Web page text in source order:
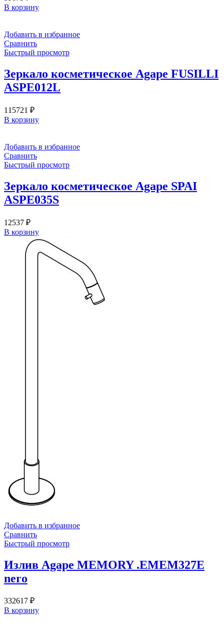
В корзину
Добавить в избранное
Сравнить
Быстрый просмотр
Зеркало косметическое Agape FUSILLI
ASPE012L
115721 ₽
В корзину
Добавить в избранное
Сравнить
Быстрый просмотр
Зеркало косметическое Agape SPAI
ASPE035S
12537 ₽
В корзину
Добавить в избранное
Сравнить
Быстрый просмотр
Излив Agape MEMORY .EMEM327E
nero
332617 ₽
В корзину